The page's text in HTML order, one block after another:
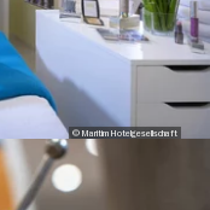
© Maritim Hotelgesellschaft